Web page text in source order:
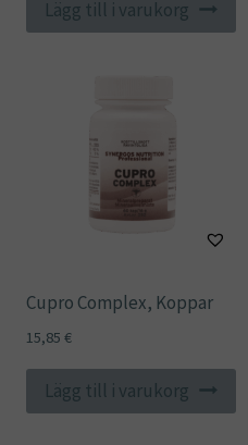
Lägg till i varukorg
Cupro Complex, Koppar
15,85 €
Lägg till i varukorg